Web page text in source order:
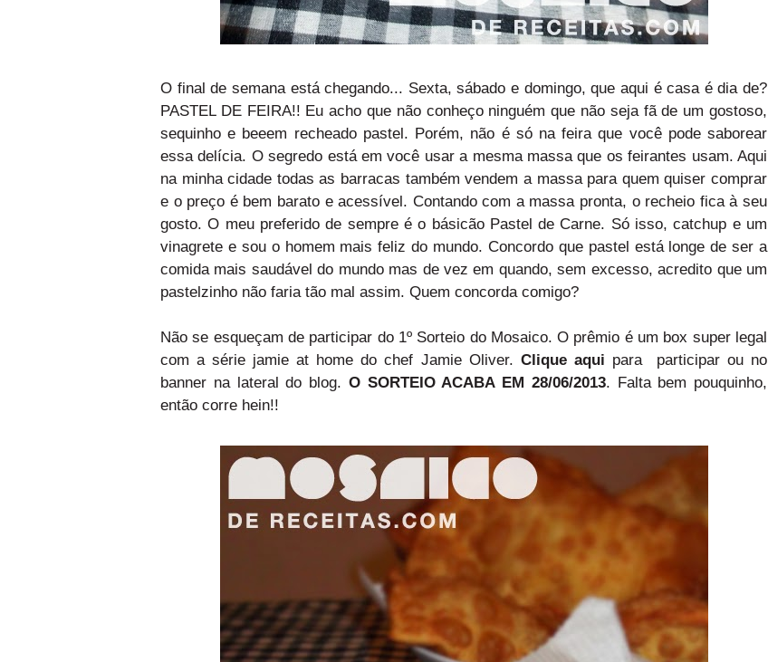
O final de semana está chegando... Sexta, sábado e domingo, que aqui é casa é dia de?
PASTEL DE FEIRA!! Eu acho que não conheço ninguém que não seja fã de um gostoso,
sequinho e beeem recheado pastel. Porém, não é só na feira que você pode saborear
essa delícia. O segredo está em você usar a mesma massa que os feirantes usam. Aqui
na minha cidade todas as barracas também vendem a massa para quem quiser comprar
e o preço é bem barato e acessível. Contando com a massa pronta, o recheio fica à seu
gosto. O meu preferido de sempre é o básicão Pastel de Carne. Só isso, catchup e um
vinagrete e sou o homem mais feliz do mundo. Concordo que pastel está longe de ser a
comida mais saudável do mundo mas de vez em quando, sem excesso, acredito que um
pastelzinho não faria tão mal assim. Quem concorda comigo?
Não se esqueçam de participar do 1º Sorteio do Mosaico. O prêmio é um box super legal
com a série jamie at home do chef Jamie Oliver. Clique aqui para participar ou no
banner na lateral do blog. O SORTEIO ACABA EM 28/06/2013. Falta bem pouquinho,
então corre hein!!